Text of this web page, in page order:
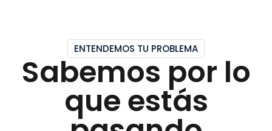
ENTENDEMOS TU PROBLEMA
Sabemos por lo
que estás